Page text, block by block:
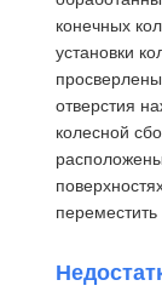
Страница
конечных
установки
отверстия
колесной
переместить